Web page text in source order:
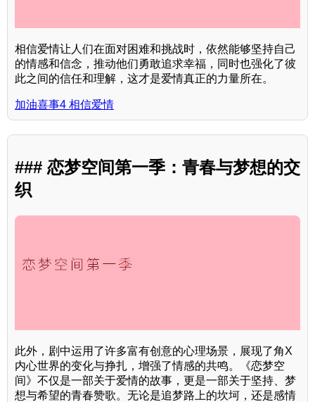
相信爱情让人们在面对困难和挑战时，依然能够坚持自己
的情感和信念，推动他们勇敢追求幸福，同时也强化了彼
此之间的信任和理解，这才是爱情真正的力量所在。
加油喜事4 相信爱情
### 恋梦空间第一季：青春与梦想的交
织
此外，剧中运用了许多富有创意的心理场景，展现了角X
内心世界的变化与挣扎，增强了情感的共鸣。《恋梦空
间》不仅是一部关于爱情的故事，更是一部关于坚持、梦
想与希望的青春赞歌。无论是追梦路上的坎坷，还是感情